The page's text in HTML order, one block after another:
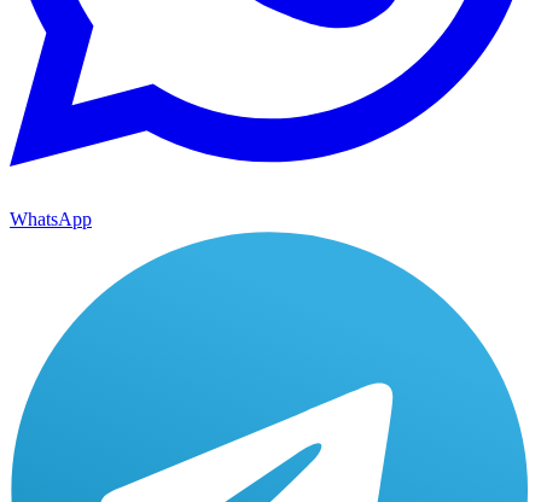
WhatsApp